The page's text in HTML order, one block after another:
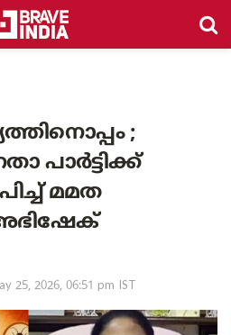
;
പാർട്ടിക്ക്
മമത
25, 2026, 06:51 pm IST